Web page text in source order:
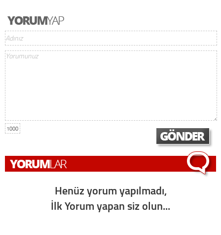
1000
Henüz yorum yapılmadı,
İlk Yorum yapan siz olun...